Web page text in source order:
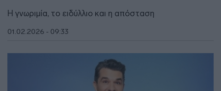
Η γνωριμία, το ειδύλλιο και η απόσταση
01.02.2026 - 09:33